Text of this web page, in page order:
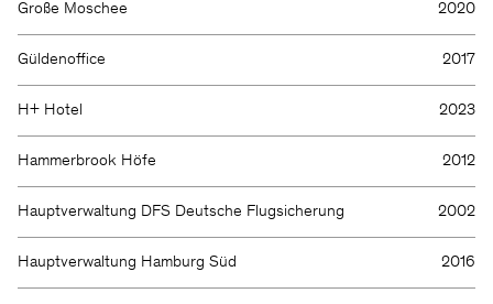
Große Moschee 2020
Güldenoffice 2017
H+ Hotel 2023
Hammerbrook Höfe 2012
Hauptverwaltung DFS Deutsche Flugsicherung 2002
Hauptverwaltung Hamburg Süd 2016